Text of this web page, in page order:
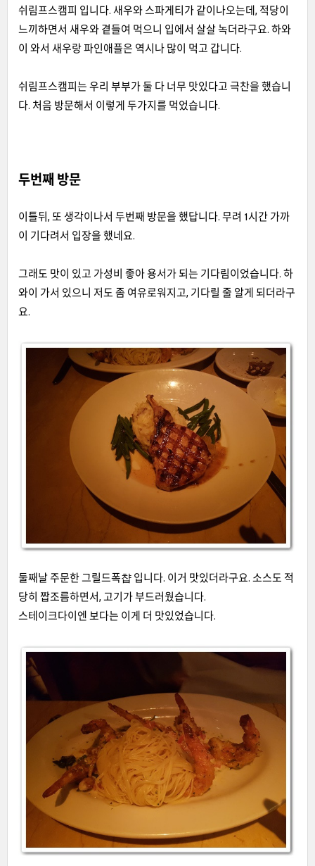
쉬림프스캠피 입니다. 새우와 스파게티가 같이나오는데, 적당이
느끼하면서 새우와 곁들여 먹으니 입에서 살살 녹더라구요. 하와
이 와서 새우랑 파인애플은 역시나 많이 먹고 갑니다.
쉬림프스캠피는 우리 부부가 둘 다 너무 맛있다고 극찬을 했습니
다. 처음 방문해서 이렇게 두가지를 먹었습니다.
두번째 방문
이틀뒤, 또 생각이나서 두번째 방문을 했답니다. 무려 1시간 가까
이 기다려서 입장을 했네요.
그래도 맛이 있고 가성비 좋아 용서가 되는 기다림이었습니다. 하
와이 가서 있으니 저도 좀 여유로워지고, 기다릴 줄 알게 되더라구
요.
둘째날 주문한 그릴드폭챱 입니다. 이거 맛있더라구요. 소스도 적
당히 짭조름하면서, 고기가 부드러웠습니다.
스테이크다이엔 보다는 이게 더 맛있었습니다.